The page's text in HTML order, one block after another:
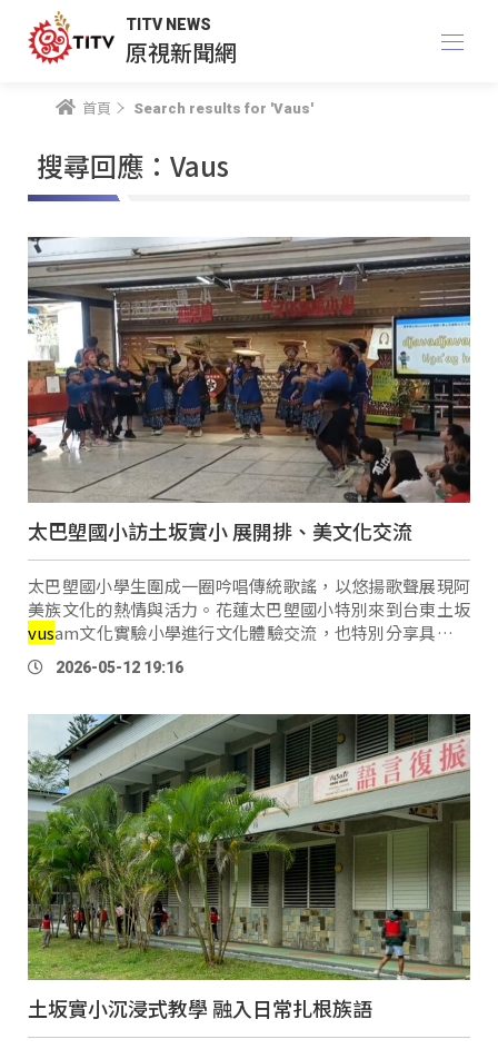
TITV NEWS
原視新聞網
首頁 Search results for 'Vaus'
搜尋回應：Vaus
太巴塱國小訪土坂實小 展開排、美文化交流
太巴塱國小學生圍成一圈吟唱傳統歌謠，以悠揚歌聲展現阿
美族文化的熱情與活力。花蓮太巴塱國小特別來到台東土坂
vusam文化實驗小學進行文化體驗交流，也特別分享具代表
性的紅糯米文化，現場製作紅糯米奶茶，讓現場師生品嚐不
同部落 …
2026-05-12 19:16
土坂實小沉浸式教學 融入日常扎根族語